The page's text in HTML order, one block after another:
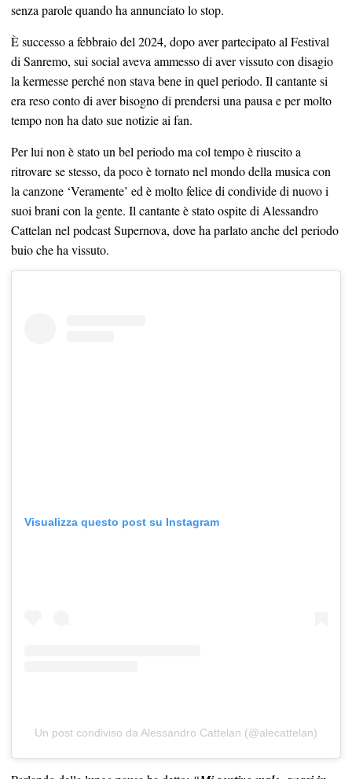
senza parole quando ha annunciato lo stop.
È successo a febbraio del 2024, dopo aver partecipato al Festival
di Sanremo, sui social aveva ammesso di aver vissuto con disagio
la kermesse perché non stava bene in quel periodo. Il cantante si
era reso conto di aver bisogno di prendersi una pausa e per molto
tempo non ha dato sue notizie ai fan.
Per lui non è stato un bel periodo ma col tempo è riuscito a
ritrovare se stesso, da poco è tornato nel mondo della musica con
la canzone ‘Veramente’ ed è molto felice di condivide di nuovo i
suoi brani con la gente. Il cantante è stato ospite di Alessandro
Cattelan nel podcast Supernova, dove ha parlato anche del periodo
buio che ha vissuto.
Visualizza questo post su Instagram
Un post condiviso da Alessandro Cattelan (@alecattelan)